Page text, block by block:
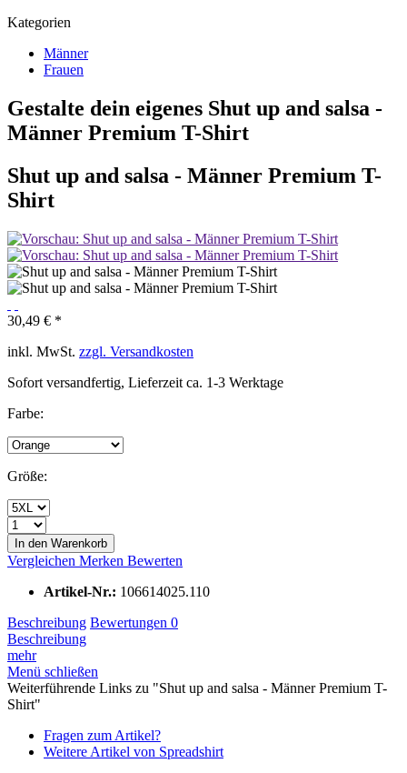
Kategorien
Männer
Frauen
Gestalte dein eigenes Shut up and salsa -
Männer Premium T-Shirt
Shut up and salsa - Männer Premium T-
Shirt
30,49 € *
inkl. MwSt. zzgl. Versandkosten
Sofort versandfertig, Lieferzeit ca. 1-3 Werktage
Farbe:
Größe:
In den Warenkorb
Vergleichen Merken Bewerten
Artikel-Nr.: 106614025.110
Beschreibung Bewertungen 0
Beschreibung
mehr
Menü schließen
Weiterführende Links zu "Shut up and salsa - Männer Premium T-
Shirt"
Fragen zum Artikel?
Weitere Artikel von Spreadshirt